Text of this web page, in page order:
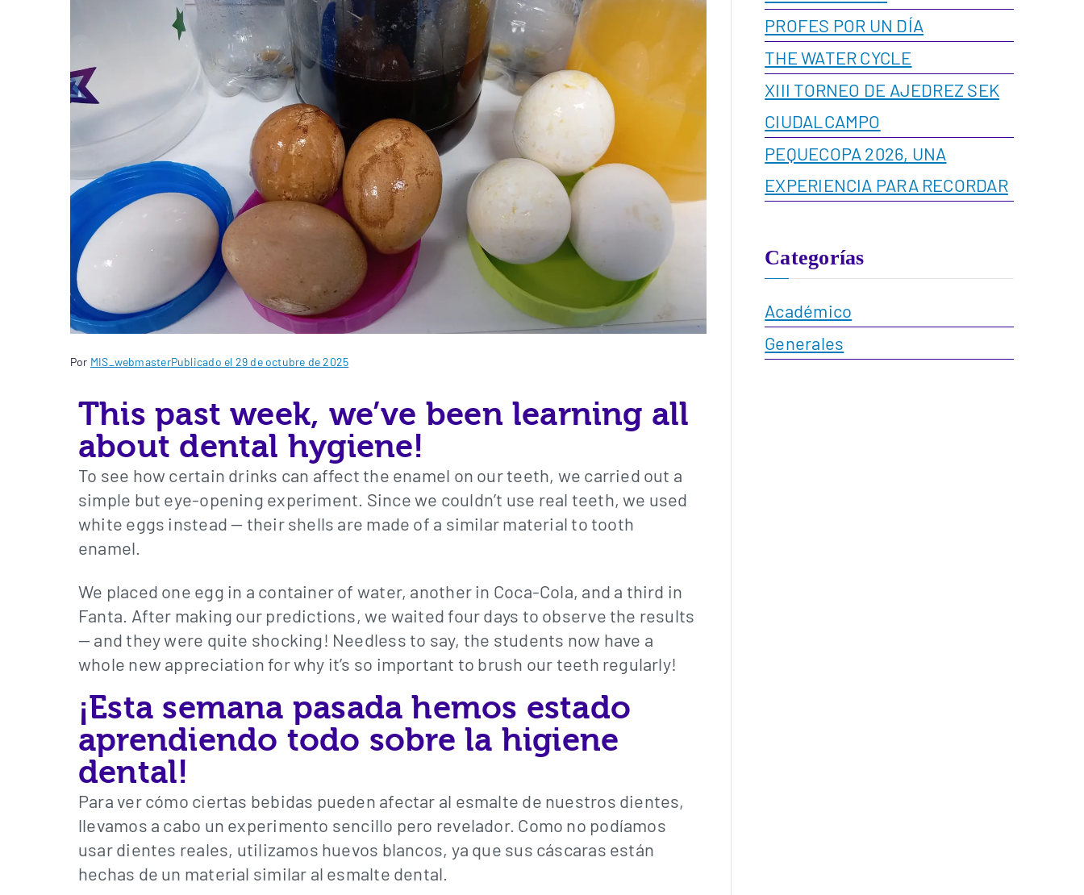
Por MIS_webmasterPublicado el 29 de octubre de 2025
This past week, we’ve been learning all
about dental hygiene!
To see how certain drinks can affect the enamel on our teeth, we carried out a
simple but eye-opening experiment. Since we couldn’t use real teeth, we used
white eggs instead — their shells are made of a similar material to tooth
enamel.
We placed one egg in a container of water, another in Coca-Cola, and a third in
Fanta. After making our predictions, we waited four days to observe the results
— and they were quite shocking! Needless to say, the students now have a
whole new appreciation for why it’s so important to brush our teeth regularly!
¡Esta semana pasada hemos estado
aprendiendo todo sobre la higiene
dental!
Para ver cómo ciertas bebidas pueden afectar al esmalte de nuestros dientes,
llevamos a cabo un experimento sencillo pero revelador. Como no podíamos
usar dientes reales, utilizamos huevos blancos, ya que sus cáscaras están
hechas de un material similar al esmalte dental.
PROFES POR UN DÍA
THE WATER CYCLE
XIII TORNEO DE AJEDREZ SEK
CIUDALCAMPO
PEQUECOPA 2026, UNA
EXPERIENCIA PARA RECORDAR
Categorías
Académico
Generales